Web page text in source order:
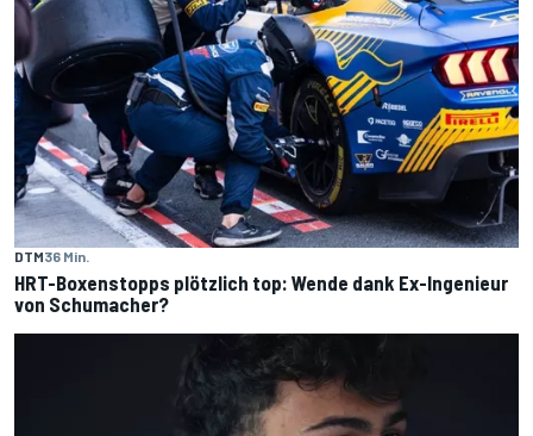
DTM36 Min.
HRT-Boxenstopps plötzlich top: Wende dank Ex-Ingenieur
von Schumacher?